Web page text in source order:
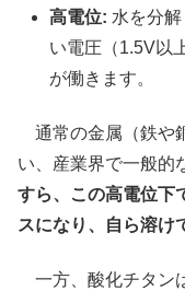
高電位: 水を分
い電圧（1.5V以
が働きます。
通常の金属（鉄や
い、産業界で一般的
すら、この高電位下
スになり、自ら溶け
一方、酸化チタン